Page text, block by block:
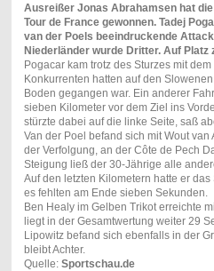
Ausreißer Jonas Abrahamsen hat
Tour de France gewonnen. Tadej
van der Poels beeindruckende
Niederländer wurde Dritter. Auf Platz
Pogacar kam trotz des Sturzes mit
Konkurrenten hatten auf den
Boden gegangen war. Ein anderer
sieben Kilometer vor dem Ziel ins
stürzte dabei auf die linke Seite, saß
Van der Poel befand sich mit Wout
der Verfolgung, an der Côte de Pech
Steigung ließ der 30-Jährige alle
Auf den letzten Kilometern hatte er
es fehlten am Ende sieben Sekunden.
Ben Healy im Gelben Trikot erreichte
liegt in der Gesamtwertung weiter 29
Lipowitz befand sich ebenfalls in der
bleibt Achter.
Quelle: Sportschau.de